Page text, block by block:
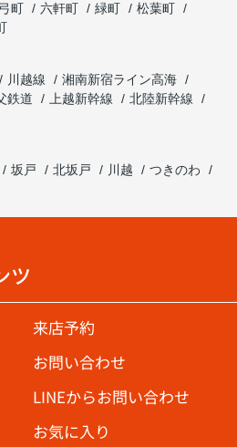
町 六軒町 緑町
松葉町
川越線
湘南新宿ライン高海
鉄道 上越新幹線
北陸新幹線
坂戸 北坂戸 川越
つきのわ
ツ
来店予約
お問い合わせ
LINEからお問い合わせ
お気に入り